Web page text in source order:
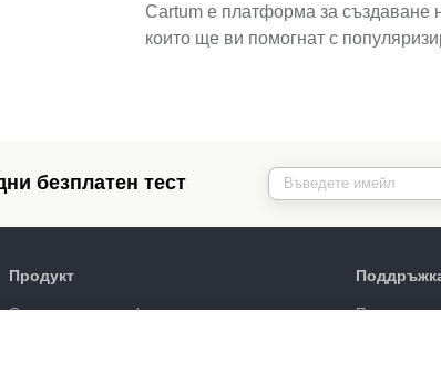
Cartum е платформа за създаване
които ще ви помогнат с
безплатен тест
Продукт
Списък на всички функции
Портал за